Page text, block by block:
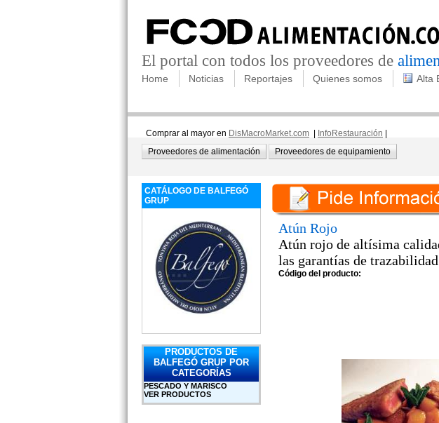
El portal con todos los proveedores de
Home Noticias Reportajes Quienes somos Alta
Comprar al mayor en DisMacroMarket.com InfoRestauración
Proveedores de alimentación
Proveedores de equipamiento
CATÁLOGO DE BALFEGÓ
GRUP
PRODUCTOS DE
BALFEGÓ GRUP POR
CATEGORÍAS
PESCADO Y MARISCO
VER PRODUCTOS
Atún Rojo
Atún rojo de altísima
las garantías de
Código del producto: